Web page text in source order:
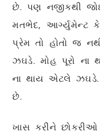
છે. પણ નજીકથી
મતભેદ, આર્ગ્યુમેન્ટ
પ્રેમ તો હોતો જ
ઝઘડે. મોહ પૂરો ના
ના થાય એટલે
છે.
ખાસ કરીને છોકરીઓ